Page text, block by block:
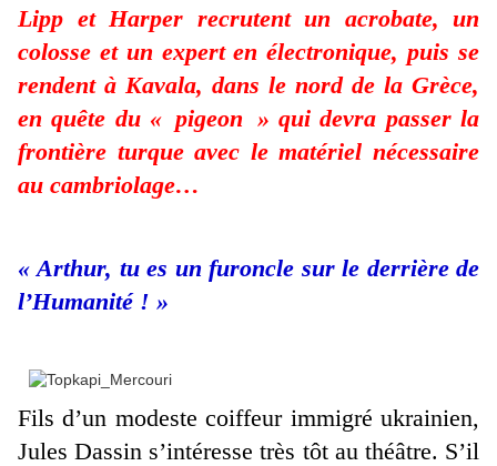
Lipp et Harper recrutent un acrobate, un
colosse et un expert en électronique, puis se
rendent à Kavala, dans le nord de la Grèce,
en quête du « pigeon » qui devra passer la
frontière turque avec le matériel nécessaire
au cambriolage…
« Arthur, tu es un furoncle sur le derrière de
l’Humanité ! »
Fils d’un modeste coiffeur immigré ukrainien,
Jules Dassin s’intéresse très tôt au théâtre. S’il